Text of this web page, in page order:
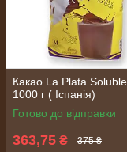
Какао La Plata
1000 г ( Іспанія)
Готово до відправки
363,75 ₴ 375 ₴